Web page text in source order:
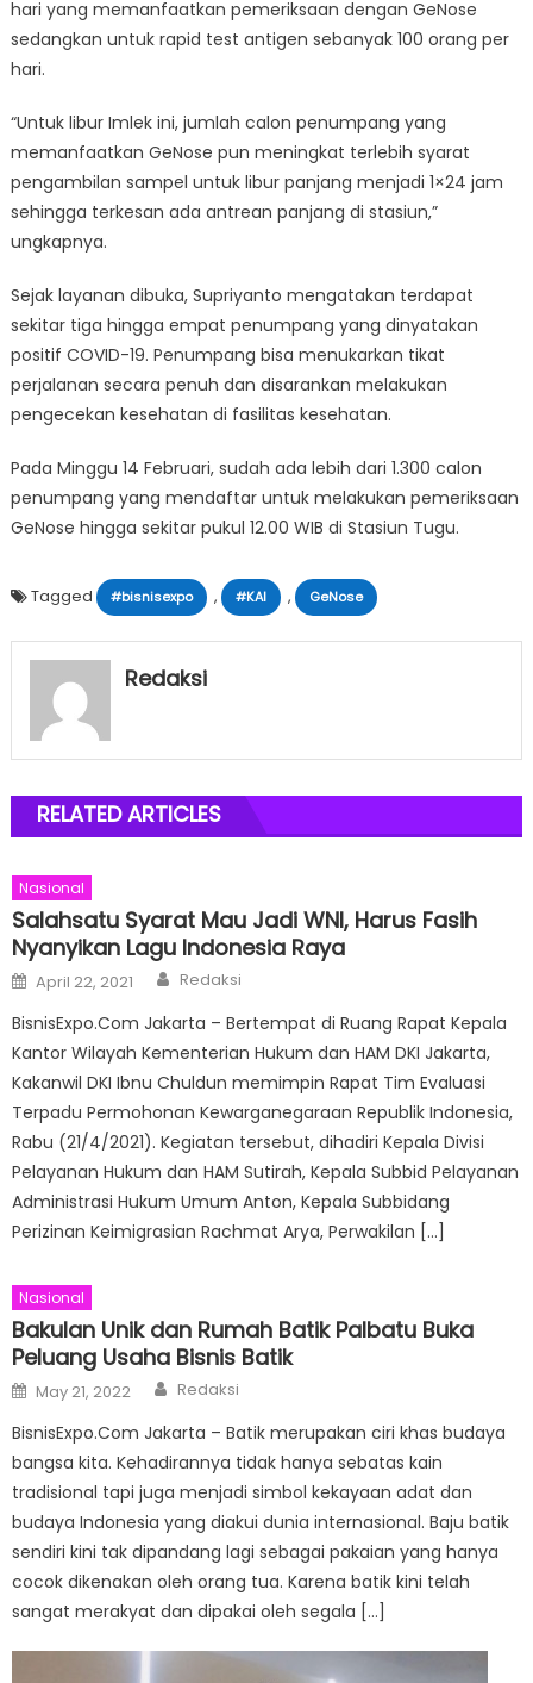
hari yang memanfaatkan pemeriksaan dengan GeNose
sedangkan untuk rapid test antigen sebanyak 100 orang per
hari.
“Untuk libur Imlek ini, jumlah calon penumpang yang
memanfaatkan GeNose pun meningkat terlebih syarat
pengambilan sampel untuk libur panjang menjadi 1×24 jam
sehingga terkesan ada antrean panjang di stasiun,”
ungkapnya.
Sejak layanan dibuka, Supriyanto mengatakan terdapat
sekitar tiga hingga empat penumpang yang dinyatakan
positif COVID-19. Penumpang bisa menukarkan tikat
perjalanan secara penuh dan disarankan melakukan
pengecekan kesehatan di fasilitas kesehatan.
Pada Minggu 14 Februari, sudah ada lebih dari 1.300 calon
penumpang yang mendaftar untuk melakukan pemeriksaan
GeNose hingga sekitar pukul 12.00 WIB di Stasiun Tugu.
Tagged #bisnisexpo , #KAI , GeNose
Redaksi
RELATED ARTICLES
Nasional
Salahsatu Syarat Mau Jadi WNI, Harus Fasih
Nyanyikan Lagu Indonesia Raya
Posted
on
April 22, 2021 Author
Redaksi
BisnisExpo.Com Jakarta – Bertempat di Ruang Rapat Kepala
Kantor Wilayah Kementerian Hukum dan HAM DKI Jakarta,
Kakanwil DKI Ibnu Chuldun memimpin Rapat Tim Evaluasi
Terpadu Permohonan Kewarganegaraan Republik Indonesia,
Rabu (21/4/2021). Kegiatan tersebut, dihadiri Kepala Divisi
Pelayanan Hukum dan HAM Sutirah, Kepala Subbid Pelayanan
Administrasi Hukum Umum Anton, Kepala Subbidang
Perizinan Keimigrasian Rachmat Arya, Perwakilan […]
Nasional
Bakulan Unik dan Rumah Batik Palbatu Buka
Peluang Usaha Bisnis Batik
Posted
on
May 21, 2022 Author
Redaksi
BisnisExpo.Com Jakarta – Batik merupakan ciri khas budaya
bangsa kita. Kehadirannya tidak hanya sebatas kain
tradisional tapi juga menjadi simbol kekayaan adat dan
budaya Indonesia yang diakui dunia internasional. Baju batik
sendiri kini tak dipandang lagi sebagai pakaian yang hanya
cocok dikenakan oleh orang tua. Karena batik kini telah
sangat merakyat dan dipakai oleh segala […]